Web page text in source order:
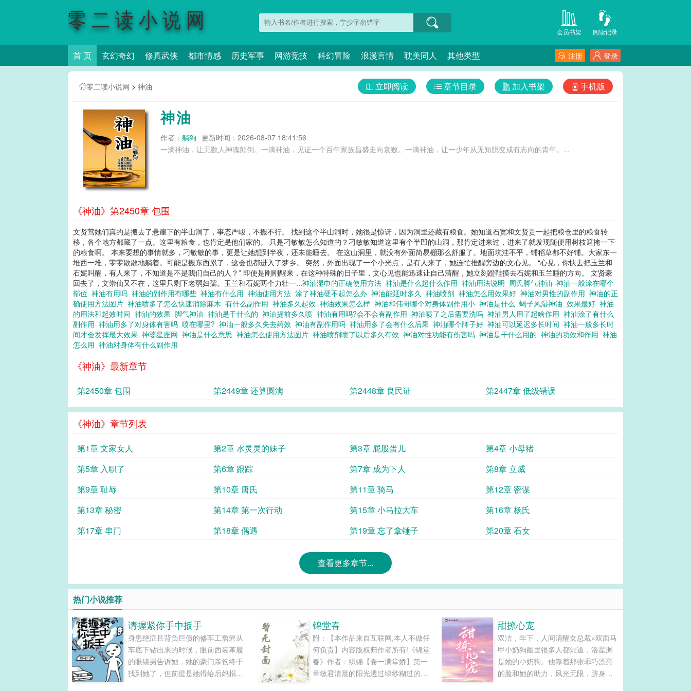
零二读小说网 阅读记录
会员书架
首 页 玄幻奇幻 修真武侠 都市情感 历史军事 网游竞技 科幻冒险 浪漫言情 耽美同人 其他类型 登录
注册
零二读小说网 > 神油 手机版
加入书架
章节目录
立即阅读
神油
作者： 躺狗 更新时间：2026-08-07 18:41:56
一滴神油，让无数人神魂颠倒。一滴神油，见证一个百年家族昌盛走向衰败。一滴神油，让一少年从无知脱变成有志向的青年。...
《神油》第2450章 包围
文贤莺她们真的是搬去了悬崖下的半山洞了，事态严峻，不搬不行。 找到这个半山洞时，她很是惊讶，因为洞里还藏有粮食。她知道石宽和文贤贵一起把粮仓里的粮食转
移，各个地方都藏了一点。这里有粮食，也肯定是他们家的。 只是刁敏敏怎么知道的？刁敏敏知道这里有个半凹的山洞，那肯定进来过，进来了就发现随便用树枝遮掩一下
的粮食啊。 本来要想的事情就多，刁敏敏的事，更是让她想到半夜，还未能睡去。 在这山洞里，就没有外面简易棚那么舒服了。地面坑洼不平，铺稻草都不好铺。大家东一
堆西一堆，零零散散地躺着。可能是搬东西累了，这会也都进入了梦乡。 突然，外面出现了一个小光点，是有人来了，她连忙推醒旁边的文心见。 “心见，你快去把玉兰和
石妮叫醒，有人来了，不知道是不是我们自己的人？” 即使是刚刚醒来，在这种特殊的日子里，文心见也能迅速让自己清醒，她立刻蹬鞋摸去石妮和玉兰睡的方向。 文贤豪
回去了，文崇仙又不在，这里只剩下老弱妇孺。玉兰和石妮两个力壮一...神油湿巾的正确使用方法 神油是什么起什么作用 神油用法说明 周氏脚气神油 神油一般涂在哪个
部位 神油有用吗 神油的副作用有哪些 神油有什么用 神油使用方法 涂了神油硬不起怎么办 神油能延时多久 神油喷剂 神油怎么用效果好 神油对男性的副作用 神油的正
确使用方法图片 神油喷多了怎么快速消除麻木 有什么副作用 神油多久起效 神油效果怎么样 神油和伟哥哪个对身体副作用小 神油是什么 蝎子风湿神油 效果最好 神油
的用法和起效时间 神油的效果 脚气神油 神油是干什么的 神油提前多久喷 神油有用吗?会不会有副作用 神油喷了之后需要洗吗 神油男人用了起啥作用 神油涂了有什么
副作用 神油用多了对身体有害吗 喷在哪里? 神油一般多久失去药效 神油有副作用吗 神油用多了会有什么后果 神油哪个牌子好 神油可以延迟多长时间 神油一般多长时
间才会发挥最大效果 神婆星座网 神油是什么意思 神油怎么使用方法图片 神油喷剂喷了以后多久有效 神油对性功能有伤害吗 神油是干什么用的 神油的功效和作用 神油
怎么用 神油对身体有什么副作用
《神油》最新章节
第2450章 包围 第2449章 还算圆满 第2448章 良民证 第2447章 低级错误
《神油》章节列表
第1章 文家女人 第2章 水灵灵的妹子 第3章 屁股蛋儿
第4章 小母猪
第5章 入职了
第6章 跟踪 第7章 成为下人
第8章 立威
第9章 耻辱
第10章 唐氏 第11章 骑马
第12章 密谋
第13章 秘密
第14章 第一次行动 第15章 小马拉大车
第16章 杨氏
第17章 串门
第18章 偶遇 第19章 忘了拿锤子 第20章 石女
查看更多章节...
热门小说推荐
请握紧你手中扳手
身患绝症且背负巨债的修车工詹箬从
车底下钻出来的时候，眼前西装革履
的眼镜男告诉她，她的豪门亲爸终于
找到她了，但前提是她得给后妈捐
锦堂春
附：【本作品来自互联网,本人不做任
何负责】内容版权归作者所有!《锦堂
春》作者：织锦【卷一满堂娇】第一
章敏君清晨的阳光透过绿纱糊过的窗
甜撩心宠
双洁，年下，人间清醒女总裁×双面马
甲小奶狗圈里很多人都知道，洛星渊
是她的小奶狗。他靠着那张乖巧漂亮
的脸和她的助力，风光无限，跻身顶